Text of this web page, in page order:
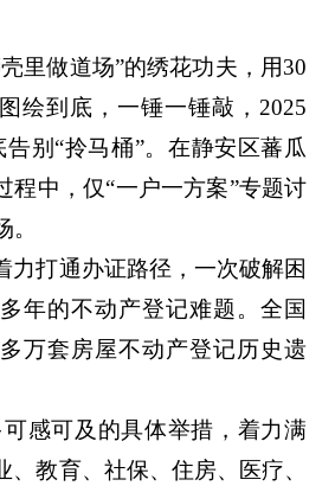
壳里做道场”的绣花功夫，用30
绘到底，一锤一锤敲，2025
别“拎马桶”。在静安区蕃瓜
程中，仅“一户一方案”专题讨
力打通办证路径，一次破解困
年的不动产登记难题。全国
万套房屋不动产登记历史遗
感可及的具体举措，着力满
、教育、社保、住房、医疗、